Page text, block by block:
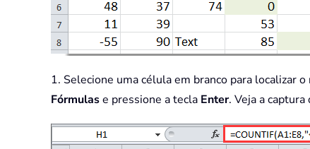
1. Selecione uma célula em branco para localizar
Fórmulase pressione a tecla Enter. Veja a captura